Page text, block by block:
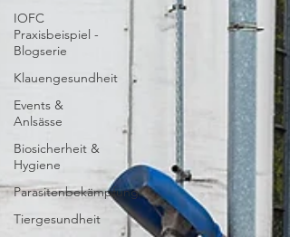
IOFC
Praxisbeispiel -
Blogserie
Klauengesundheit
Events &
Anlsässe
Biosicherheit &
Hygiene
Parasitenbekämpfung
Tiergesundheit